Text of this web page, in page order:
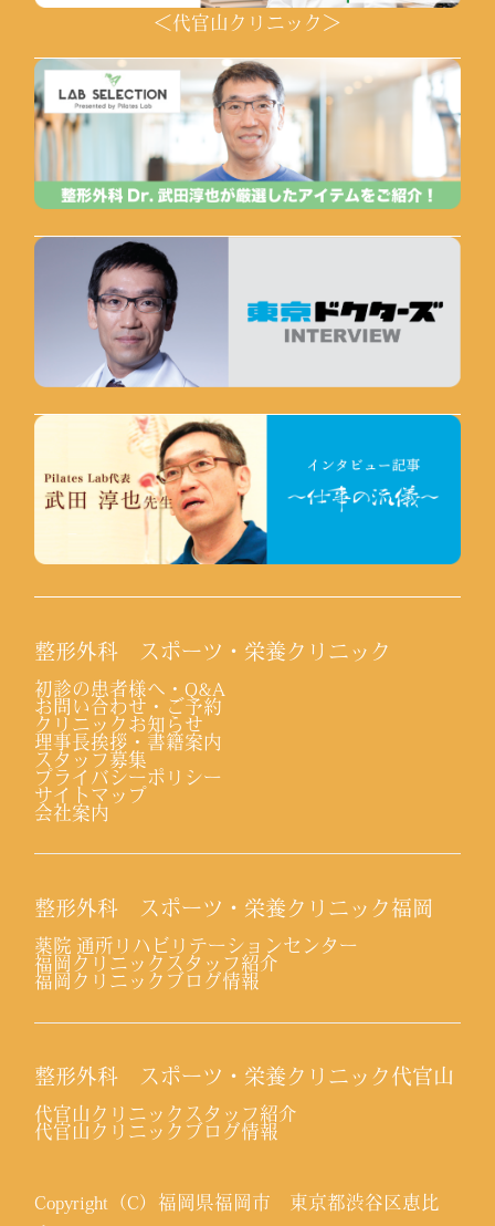
＜代官山クリニック＞
整形外科 スポーツ・栄養クリニック
初診の患者様へ・Q&A
お問い合わせ・ご予約
クリニックお知らせ
理事長挨拶・書籍案内
スタッフ募集
プライバシーポリシー
サイトマップ
会社案内
整形外科 スポーツ・栄養クリニック福岡
薬院 通所リハビリテーションセンター
福岡クリニックスタッフ紹介
福岡クリニックブログ情報
整形外科 スポーツ・栄養クリニック代官山
代官山クリニックスタッフ紹介
代官山クリニックブログ情報
Copyright（C）福岡県福岡市 東京都渋谷区恵比